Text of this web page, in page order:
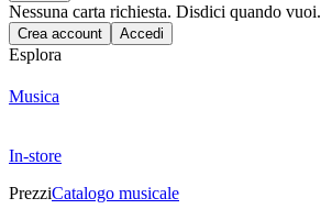
Nessuna carta richiesta. Disdici quando vuoi.
Crea account Accedi
Esplora
Musica
In-store
PrezziCatalogo musicale